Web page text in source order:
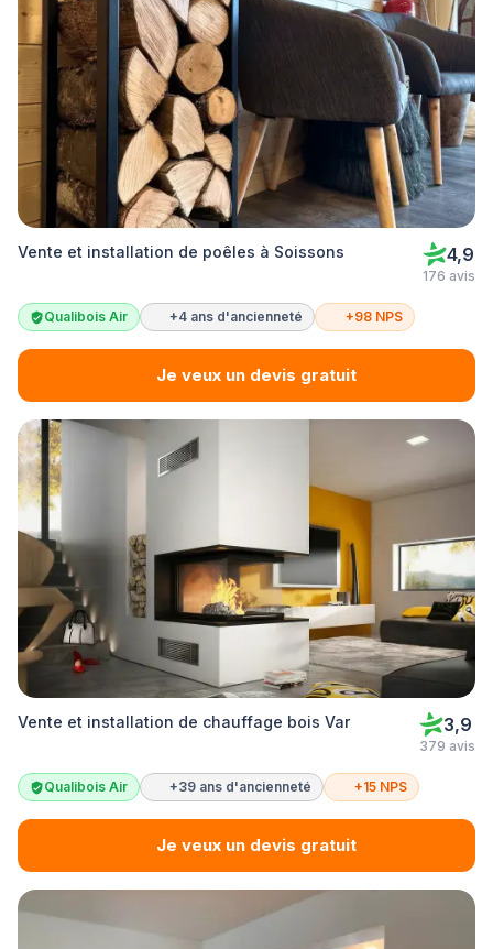
Vente et installation de poêles à Soissons 4,9
176 avis
Qualibois Air +4 ans d'ancienneté +98 NPS
Je veux un devis gratuit
Vente et installation de chauffage bois Var 3,9
379 avis
Qualibois Air +39 ans d'ancienneté +15 NPS
Je veux un devis gratuit